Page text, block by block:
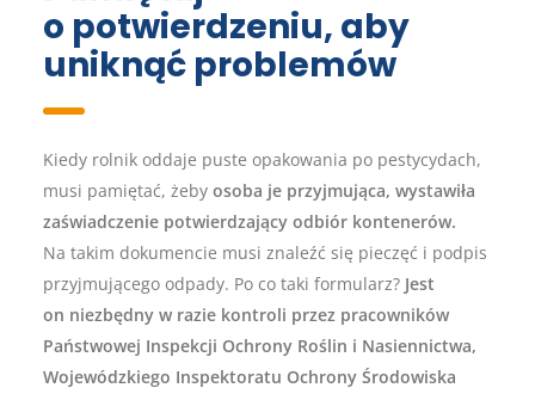
o potwierdzeniu, aby
uniknąć problemów
Kiedy rolnik oddaje puste opakowania po pestycydach,
musi pamiętać, żeby osoba je przyjmująca, wystawiła
zaświadczenie potwierdzający odbiór kontenerów.
Na takim dokumencie musi znaleźć się pieczęć i podpis
przyjmującego odpady. Po co taki formularz? Jest
on niezbędny w razie kontroli przez pracowników
Państwowej Inspekcji Ochrony Roślin i Nasiennictwa,
Wojewódzkiego Inspektoratu Ochrony Środowiska